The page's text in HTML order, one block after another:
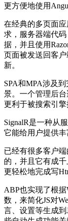
更方便地使用
在经典的多页面
求，服务器端代
据，并且使用
页面被发送回客
新。
SPA和MPA涉及
景。一个管理后
更利于被搜索引擎
SignalR是一种从
它能给用户提供丰
已经有很多客户端
的，并且它有成
更轻松地完成写
ABP也实现了根据
数，来简化JS对
言、设置等生成